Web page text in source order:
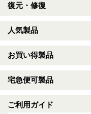
復元・修復
人気製品
お買い得製品
宅急便可製品
ご利用ガイド